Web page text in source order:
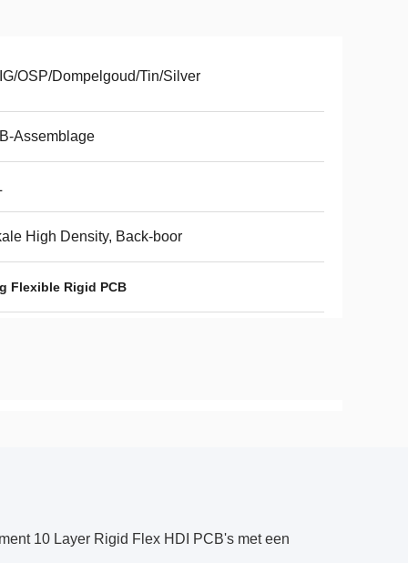
OSP/Dompelgoud/Tin/Silver
Assemblage
High Density, Back-boor
Flexible Rigid PCB
10 Layer Rigid Flex HDI PCB's met een